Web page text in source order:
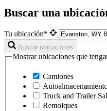
Buscar una
Tu ubicación*
Buscar ubicaciones
Mostrar ubicaciones que
Camiones
Truck and Trailer
Remolques